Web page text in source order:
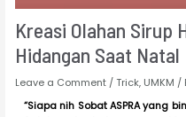
Kreasi Olahan Sirup
Hidangan Saat Natal
Leave a Comment / Trick, UMKM /
“Siapa nih Sobat ASPRA yang